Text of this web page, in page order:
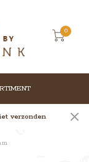
0
verzonden